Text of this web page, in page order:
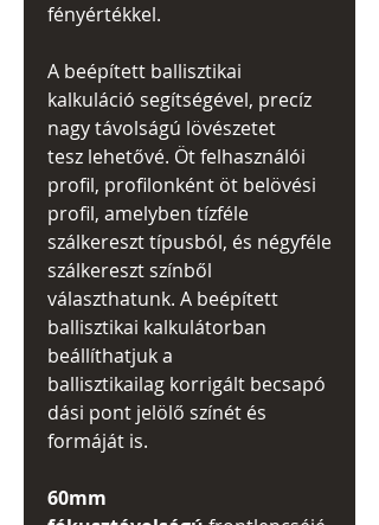
fényértékkel.
A beépített ballisztikai
kalkuláció segítségével, precíz
nagy távolságú lövészetet
tesz lehetővé. Öt felhasználói
profil, profilonként öt belövési
profil, amelyben tízféle
szálkereszt típusból, és négyféle
szálkereszt színből
választhatunk. A beépített
ballisztikai kalkulátorban
beállíthatjuk a
ballisztikailag korrigált becsapó
dási pont jelölő színét és
formáját is.
60mm